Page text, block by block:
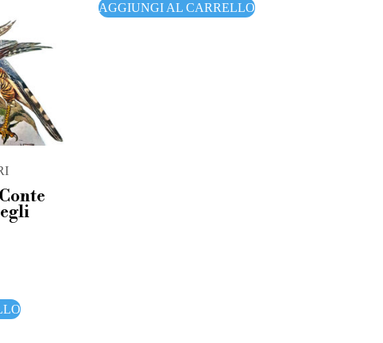
AGGIUNGI AL CARRELLO